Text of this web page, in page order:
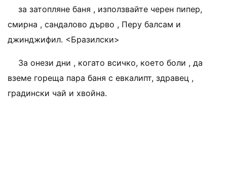
за затопляне баня , използвайте черен пипер,
смирна , сандалово дърво , Перу балсам и
джинджифил. <Бразилски>
За онези дни , когато всичко, което боли , да
вземе гореща пара баня с евкалипт, здравец ,
градински чай и хвойна.